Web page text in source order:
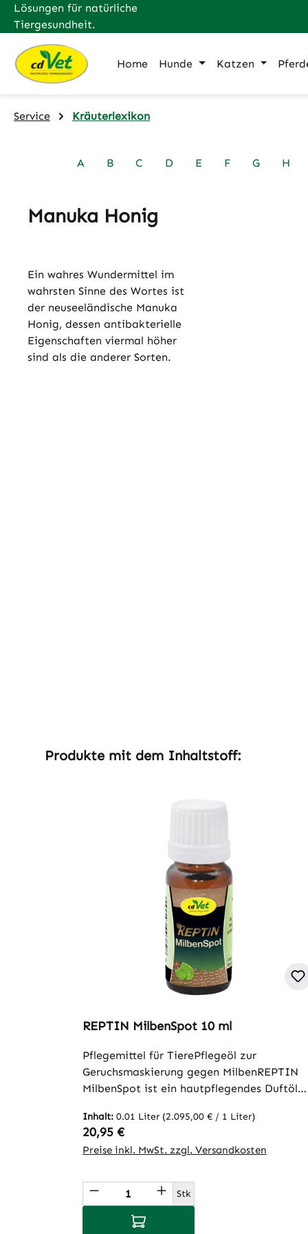
Hauptinhalt springen
Zur Suche springen
Zur Hauptnavigation springen
Lösungen für natürliche
Tiergesundheit.
Home Hunde Katzen
Service Kräuterlexikon
A B C D E F G H
Manuka Honig
Ein wahres Wundermittel im
wahrsten Sinne des Wortes ist
der neuseeländische Manuka
Honig, dessen antibakterielle
Eigenschaften viermal höher
sind als die anderer Sorten.
Produktgalerie überspringen
Produkte mit dem Inhaltstoff:
REPTIN MilbenSpot 10 ml
Pflegemittel für TierePflegeöl zur
Geruchsmaskierung gegen MilbenREPTIN
MilbenSpot ist ein hautpflegendes Duftöl
Bio-Schwarzkümmelöl und Bio-Kokosöl,
welches den Eigengeruch des Tieres
überdeckt. Das Tier wird von Insekten und
Wirt, den es lohnt zu befallen,
wahrgenommen. Der Körpergeruch des
Tieres wird geringfügig beeinflusst. Dieser
Inhalt: 0.01 Liter (2.095,00 € / 1 Liter)
Regulärer Preis:
20,95 €
Preise inkl. MwSt. zzgl. Versandkosten
Produkt Anzahl: Gib den
Stk
In den Warenkorb